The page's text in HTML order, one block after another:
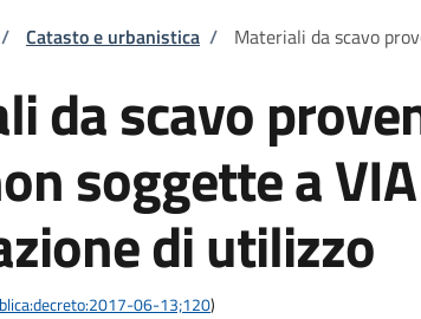
pane
/ Catasto e urbanistica / Materiali da scavo
da scavo
soggette a
di utilizzo
06-13;120)